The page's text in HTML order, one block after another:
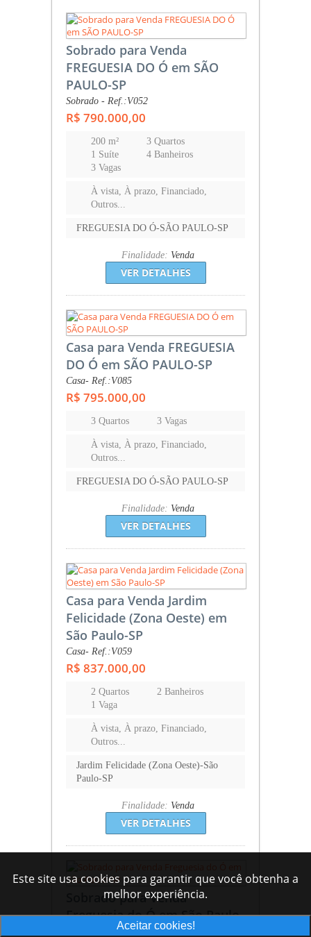
Sobrado para Venda
FREGUESIA DO Ó em SÃO
PAULO-SP
Sobrado - Ref.:V052
R$ 790.000,00
200 m²
3 Quartos
1 Suíte
4 Banheiros
3 Vagas
À vista, À prazo, Financiado,
Outros...
FREGUESIA DO Ó-SÃO PAULO-SP
Finalidade: Venda
VER DETALHES
Casa para Venda FREGUESIA
DO Ó em SÃO PAULO-SP
Casa- Ref.:V085
R$ 795.000,00
3 Quartos 3 Vagas
À vista, À prazo, Financiado,
Outros...
FREGUESIA DO Ó-SÃO PAULO-SP
Finalidade: Venda
VER DETALHES
Casa para Venda Jardim
Felicidade (Zona Oeste) em
São Paulo-SP
Casa- Ref.:V059
R$ 837.000,00
2 Quartos
2 Banheiros
1 Vaga
À vista, À prazo, Financiado,
Outros...
Jardim Felicidade (Zona Oeste)-São
Paulo-SP
Finalidade: Venda
VER DETALHES
Sobrado para Venda
Freguesia do Ó em São Paulo-
SP
Este site usa cookies para garantir que você obtenha a
melhor experiência.
Aceitar cookies!